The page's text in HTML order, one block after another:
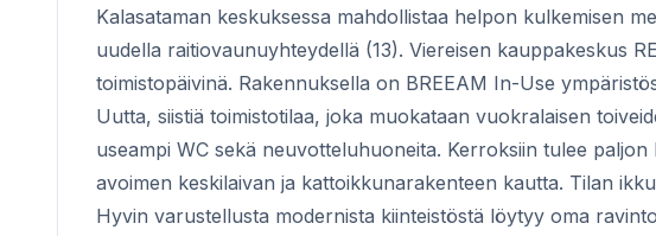
Kalasataman keskuksessa mahdollistaa helpon kulkemisen
uudella raitiovaunuyhteydellä (13). Viereisen kauppakeskus
toimistopäivinä. Rakennuksella on BREEAM In-Use
Uutta, siistiä toimistotilaa, joka muokataan vuokralaisen
useampi WC sekä neuvotteluhuoneita. Kerroksiin tulee
avoimen keskilaivan ja kattoikkunarakenteen kautta. Tilan
Hyvin varustellusta modernista kiinteistöstä löytyy oma